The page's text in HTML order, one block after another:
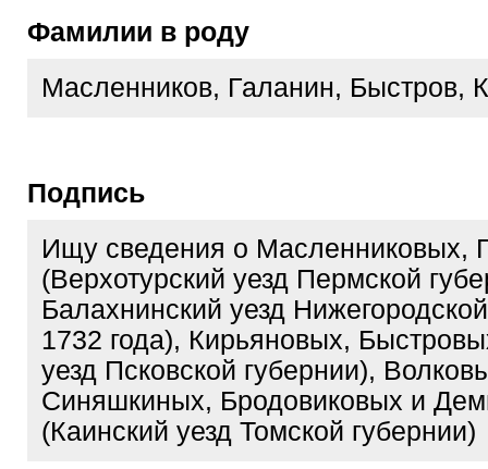
Фамилии в роду
Масленников, Галанин, Быстров,
Подпись
Ищу сведения о Масленниковых,
(Верхотурский уезд Пермской
Балахнинский уезд
1732 года), Кирьяновых,
уезд Псковской губернии),
Синяшкиных, Бродовиковых и
(Каинский уезд Томской губернии)